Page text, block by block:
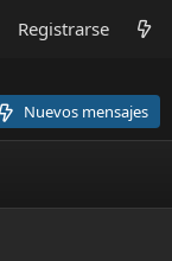
Registrarse
Nuevos mensajes